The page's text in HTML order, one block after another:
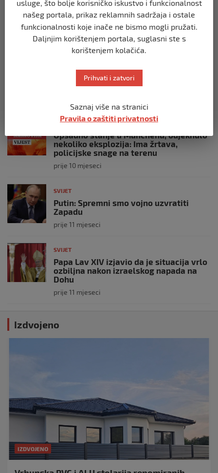
snage prekinule molitvu njegove
posade
prije 10 mjeseci
i uplovio u Gazu – kapetan iz Sarajeva
vijori zastavu BiH
SVIJET
Opsadno stanje u Münchenu, odjeknulo
nekoliko eksplozija: Ima žrtava,
policijske snage na terenu
prije 10 mjeseci
SVIJET
Putin: Spremni smo vojno uzvratiti
Zapadu
prije 11 mjeseci
SVIJET
Papa Lav XIV izjavio da je situacija vrlo
ozbiljna nakon izraelskog napada na
Dohu
prije 11 mjeseci
Izdvojeno
IZDVOJENO
usluge, što bolje korisničko iskustvo i funkcionalnost
našeg portala, prikaz reklamnih sadržaja i ostale
funkcionalnosti koje inače ne bismo mogli pružati.
Daljnjim korištenjem portala, suglasni ste s
korištenjem kolačića.
Prihvati i zatvori
Saznaj više na stranici
Pravila o zaštiti privatnosti